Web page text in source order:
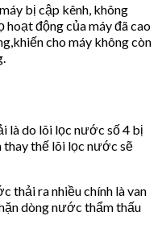
bị cập kênh, không
hoạt động của máy đã cao
cho máy không còn
là do lõi lọc nước số 4 bị
thay thế lõi lọc nước sẽ
thải ra nhiều chính là van
dòng nước thẩm thấu